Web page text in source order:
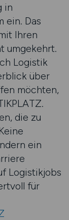
in
ein. Das
Ihren
umgekehrt.
Logistik
über
möchten,
die zu
ein
Logistikjobs
für